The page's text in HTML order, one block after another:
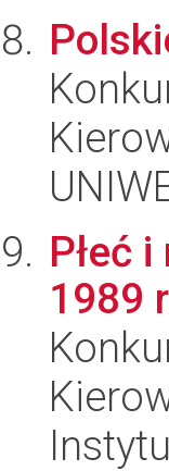
Płeć
1989